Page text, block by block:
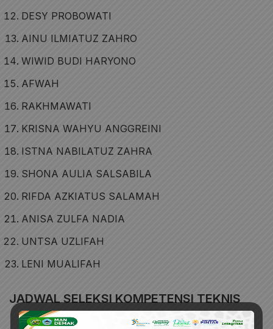
DESY PROBOWATI
AINU ILMIATUZ ZAHRO
WIWID BUDI HARYONO
AFWAH
RAKHMAWATI
KRISNA WAHYU ANGGREINI
ISTNA NABILATUZ ZAHRA
SHONA AULIA SALSABILA
RIFDA AZKIATUS SALAMAH
ANISA ZULFA NADIA
UNTSA UZLIFAH
LENI MUALIFAH
JADWAL SELEKSI KOMPETENSI TEKNIS